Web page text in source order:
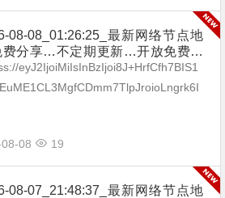
08-08_01:26:25_最新网络节点地
费分享…不定期更新…开放免费分
络免费节点香港|日本|韩国|新加
湾|马来西亚|…
eyJ2IjoiMiIsInBzIjoi8J+HrfCfh7BIS1
08 19
08-07_21:48:37_最新网络节点地